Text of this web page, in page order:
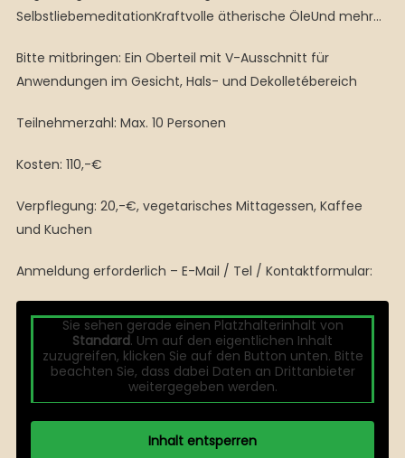
SelbstliebemeditationKraftvolle ätherische ÖleUnd mehr…
Bitte mitbringen: Ein Oberteil mit V-Ausschnitt für
Anwendungen im Gesicht, Hals- und Dekolletébereich
Teilnehmerzahl: Max. 10 Personen
Kosten: 110,-€
Verpflegung: 20,-€, vegetarisches Mittagessen, Kaffee
und Kuchen
Anmeldung erforderlich – E-Mail / Tel / Kontaktformular:
Sie sehen gerade einen Platzhalterinhalt von
Standard. Um auf den eigentlichen Inhalt
zuzugreifen, klicken Sie auf den Button unten. Bitte
beachten Sie, dass dabei Daten an Drittanbieter
weitergegeben werden.
Inhalt entsperren